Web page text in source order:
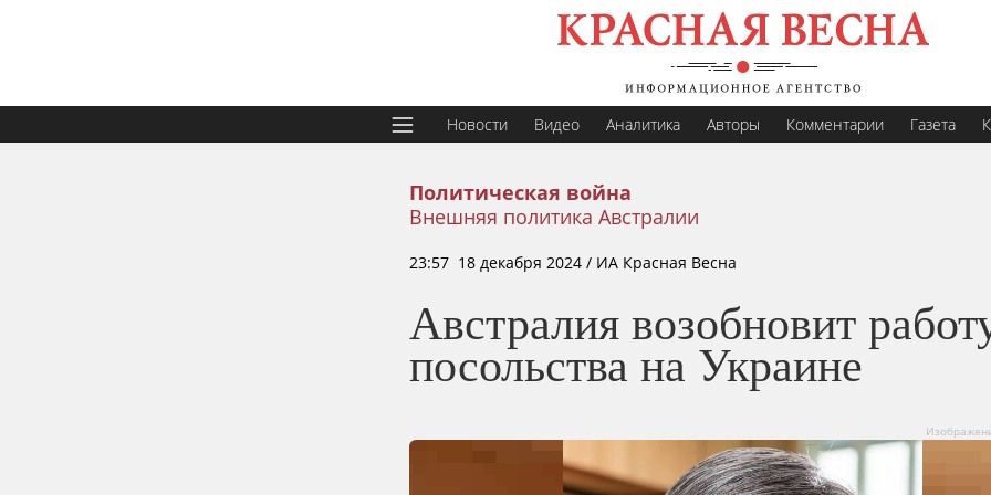
Новости Видео Аналитика Авторы Комментарии Газета
Политическая война
Внешняя политика Австралии
23:57 18 декабря 2024 / ИА Красная Весна
Австралия возобновит
посольства на Украине